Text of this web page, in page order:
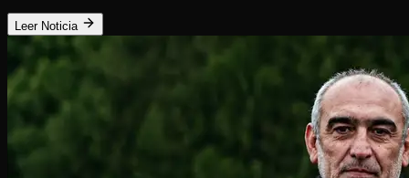
Leer Noticia